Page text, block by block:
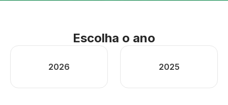
Escolha o ano
2026 2025